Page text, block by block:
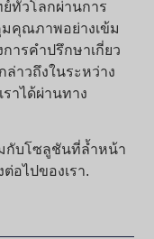
ทั่วโลกผ่านการ
มคุณภาพอย่างเข้ม
ารคำปรึกษาเกี่ยว
าวถึงในระหว่าง
าได้ผ่านทาง
กับโซลูชันที่ล้ำหน้า
อไปของเรา.